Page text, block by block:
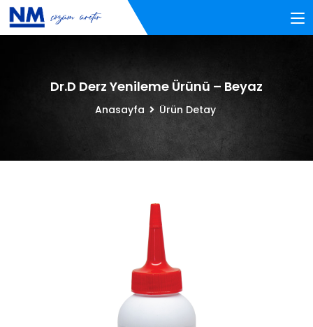
Dr.D Derz Yenileme Ürünü – Beyaz
Anasayfa Ürün Detay